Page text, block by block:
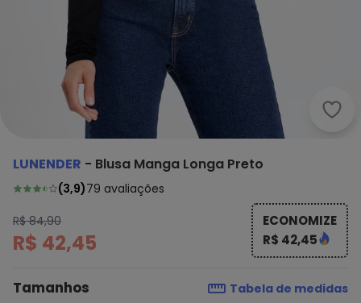
LUNENDER - Blusa Manga Longa Preto
(3,9)79 avaliações
R$ 84,90
R$ 42,45
ECONOMIZE
R$ 42,45
Tamanhos Tabela de medidas